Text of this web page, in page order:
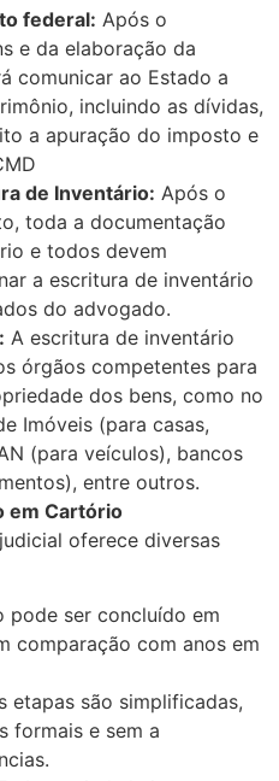
federal: Após o
e da elaboração da
comunicar ao Estado a
incluindo as dívidas,
a apuração do imposto e
de Inventário: Após o
toda a documentação
e todos devem
a escritura de inventário
do advogado.
A escritura de inventário
órgãos competentes para
dos bens, como no
Imóveis (para casas,
(para veículos), bancos
entre outros.
em Cartório
oferece diversas
pode ser concluído em
comparação com anos em
etapas são simplificadas,
formais e sem a